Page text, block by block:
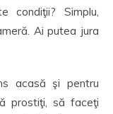
condiţii? Simplu,
Ai putea jura
acasă şi pentru
prostiţi, să faceţi